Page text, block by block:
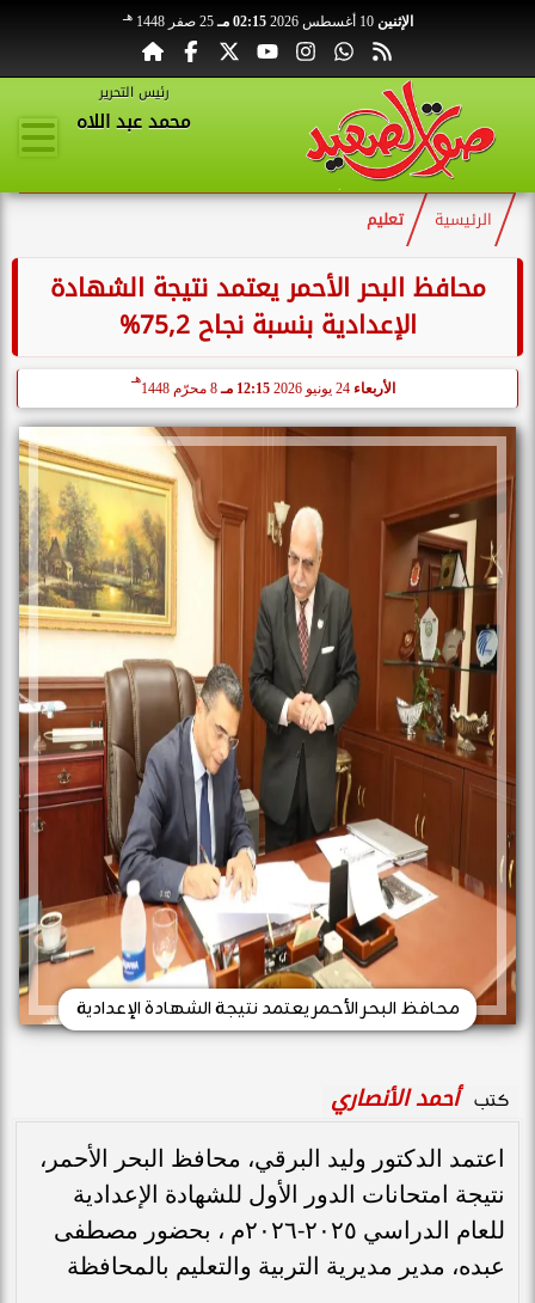
الإثنين 10 أغسطس 2026 02:15 مـ 25 صفر 1448 هـ
رئيس التحرير
محمد عبد اللاه
الرئيسية تعليم
محافظ البحر الأحمر يعتمد نتيجة الشهادة
الإعدادية بنسبة نجاح 75,2%
الأربعاء 24 يونيو 2026 12:15 مـ 8 محرّم 1448
هـ
محافظ البحر الأحمر يعتمد نتيجة الشهادة الإعدادية
كتب أحمد الأنصاري
اعتمد الدكتور وليد البرقي، محافظ البحر الأحمر،
نتيجة امتحانات الدور الأول للشهادة الإعدادية
للعام الدراسي ٢٠٢٥-٢٠٢٦م ، بحضور مصطفى
عبده، مدير مديرية التربية والتعليم بالمحافظة